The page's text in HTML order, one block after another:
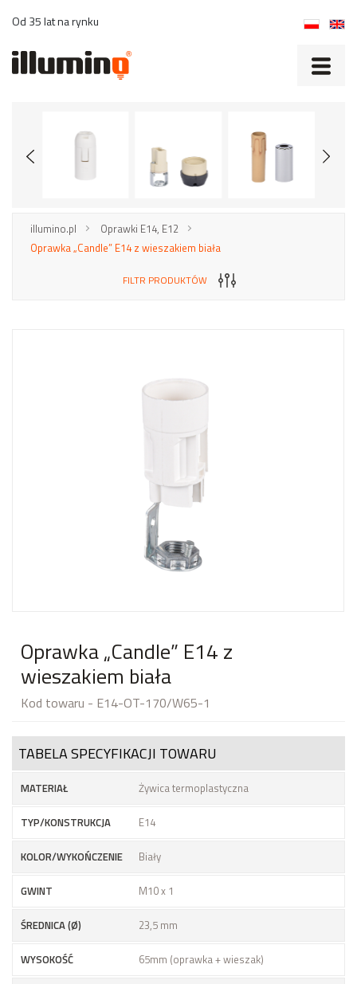
Od 35 lat na rynku
illumino.pl
Oprawki E14, E12
Oprawka „Candle” E14 z wieszakiem biała
FILTR PRODUKTÓW
Oprawka „Candle” E14 z
wieszakiem biała
Kod towaru - E14-OT-170/W65-1
TABELA SPECYFIKACJI TOWARU
MATERIAŁ Żywica termoplastyczna
TYP/KONSTRUKCJA E14
KOLOR/WYKOŃCZENIE Biały
GWINT M10 x 1
ŚREDNICA (Ø) 23,5 mm
WYSOKOŚĆ 65mm (oprawka + wieszak)